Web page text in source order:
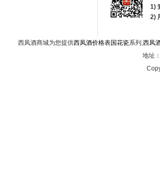
1)
2)
西凤酒商城为您提供西凤酒价格表国花瓷系列,西凤
地址